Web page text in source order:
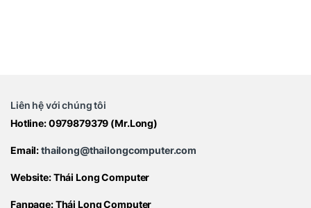
Liên hệ với chúng tôi
Hotline:0979879379 (Mr.Long)
Email:thailong@thailongcomputer.com
Website:Thái Long Computer
Fanpage:Thái Long Computer